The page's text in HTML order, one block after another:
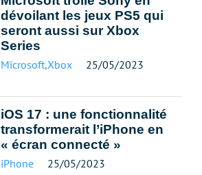
dévoilant les jeux PS5 qui
seront aussi sur Xbox
Series
Microsoft,Xbox 25/05/2023
iOS 17 : une fonctionnalité
transformerait l’iPhone en
« écran connecté »
iPhone 25/05/2023